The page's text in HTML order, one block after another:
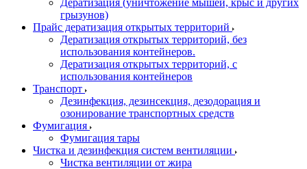
Дератизация (уничтожение мышей, крыс и других
грызунов)
Прайс дератизация открытых территорий
Дератизация открытых территорий, без
использования контейнеров.
Дератизация открытых территорий, с
использования контейнеров
Транспорт
Дезинфекция, дезинсекция, дезодорация и
озонирование транспортных средств
Фумигация
Фумигация тары
Чистка и дезинфекция систем вентиляции
Чистка вентиляции от жира